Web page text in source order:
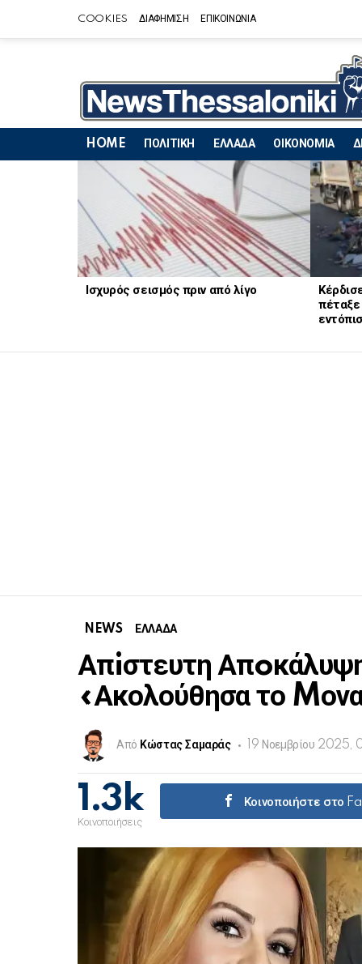
COOKIES ΔΙΑΦΗΜΙΣΗ ΕΠΙΚΟΙΝΩΝΙΑ
HOME ΠΟΛΙΤΙΚΗ ΕΛΛΑΔΑ ΟΙΚΟΝΟΜΙΑ
LATEST
STORIES
Ισχυρός σεισμός πριν από λίγο
πέταξε
NEWS ΕΛΛΑΔΑ
Απiστευτη
«Ακολούθησα το
Από Κώστας Σαμαράς 19 Νοεμβρίου 2025,
1.3k
Κοινοποιήσεις
Κοινοποιήστε στο